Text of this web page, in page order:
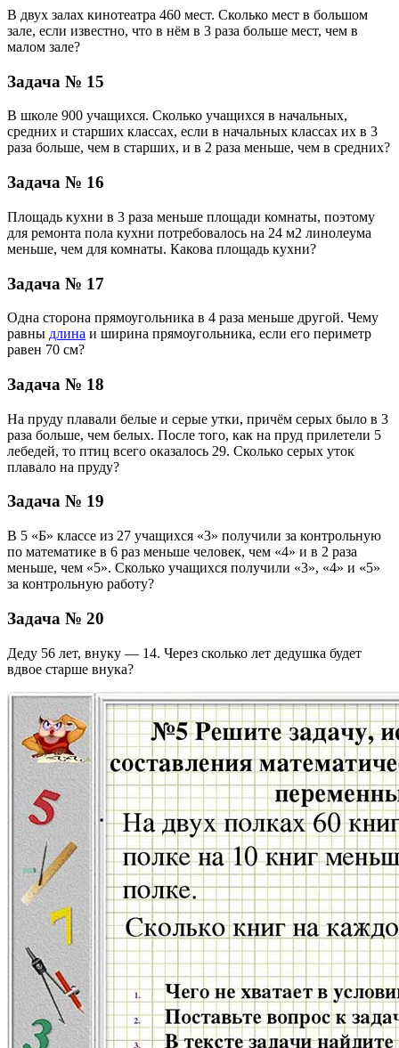
В двух залах кинотеатра 460 мест. Сколько мест в большом
зале, если известно, что в нём в 3 раза больше мест, чем в
малом зале?
Задача № 15
В школе 900 учащихся. Сколько учащихся в начальных,
средних и старших классах, если в начальных классах их в 3
раза больше, чем в старших, и в 2 раза меньше, чем в средних?
Задача № 16
Площадь кухни в 3 раза меньше площади комнаты, поэтому
для ремонта пола кухни потребовалось на 24 м2 линолеума
меньше, чем для комнаты. Какова площадь кухни?
Задача № 17
Одна сторона прямоугольника в 4 раза меньше другой. Чему
равны длина и ширина прямоугольника, если его периметр
равен 70 см?
Задача № 18
На пруду плавали белые и серые утки, причём серых было в 3
раза больше, чем белых. После того, как на пруд прилетели 5
лебедей, то птиц всего оказалось 29. Сколько серых уток
плавало на пруду?
Задача № 19
В 5 «Б» классе из 27 учащихся «3» получили за контрольную
по математике в 6 раз меньше человек, чем «4» и в 2 раза
меньше, чем «5». Сколько учащихся получили «3», «4» и «5»
за контрольную работу?
Задача № 20
Деду 56 лет, внуку — 14. Через сколько лет дедушка будет
вдвое старше внука?